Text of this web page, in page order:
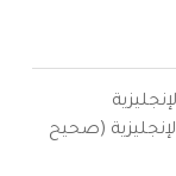
(صحيح